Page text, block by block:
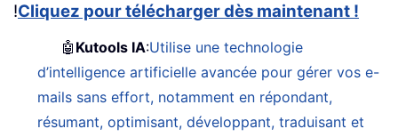
!Cliquez pour télécharger dès maintenant !
🤖 Kutools IA:Utilise une technologie
d’intelligence artificielle avancée pour gérer vos e-
mails sans effort, notamment en répondant,
résumant, optimisant, développant, traduisant et